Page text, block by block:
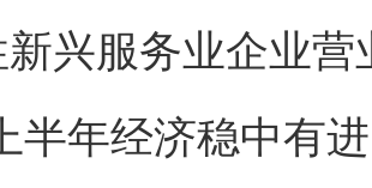
兴服务业企业
年经济稳中有进